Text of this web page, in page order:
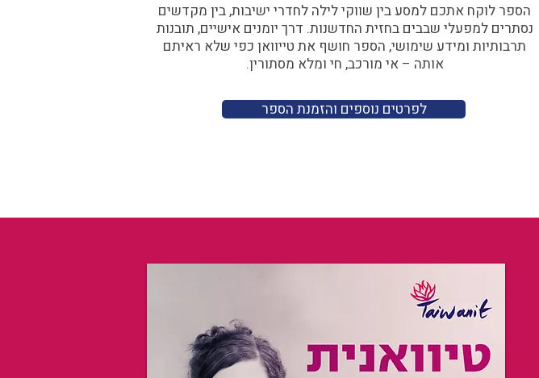
הספר לוקח אתכם למסע בין שווקי לילה לחדרי ישיבות, בין מקדשים
נסתרים למפעלי שבבים בחזית החדשנות. דרך יומנים אישיים, תובנות
תרבותיות ומידע שימושי, הספר חושף את טייוואן כפי שלא ראיתם
אותה – אי מורכב, חי ומלא מסתורין.
לפרטים נוספים והזמנת הספר